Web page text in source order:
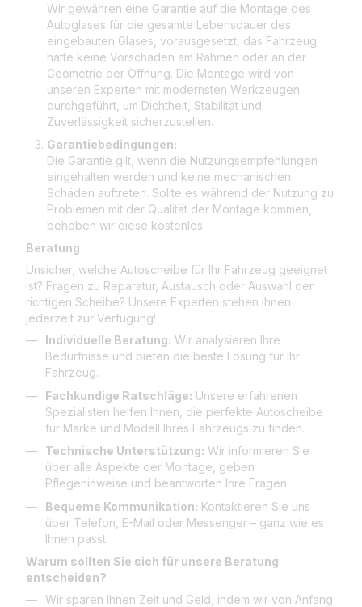
Wir gewähren eine Garantie auf die Montage des
Autoglases für die gesamte Lebensdauer des
eingebauten Glases, vorausgesetzt, das Fahrzeug
hatte keine Vorschäden am Rahmen oder an der
Geometrie der Öffnung. Die Montage wird von
unseren Experten mit modernsten Werkzeugen
durchgeführt, um Dichtheit, Stabilität und
Zuverlässigkeit sicherzustellen.
Garantiebedingungen:
Die Garantie gilt, wenn die Nutzungsempfehlungen
eingehalten werden und keine mechanischen
Schäden auftreten. Sollte es während der Nutzung zu
Problemen mit der Qualität der Montage kommen,
beheben wir diese kostenlos.
Beratung
Unsicher, welche Autoscheibe für Ihr Fahrzeug geeignet
ist? Fragen zu Reparatur, Austausch oder Auswahl der
richtigen Scheibe? Unsere Experten stehen Ihnen
jederzeit zur Verfügung!
Individuelle Beratung: Wir analysieren Ihre
Bedürfnisse und bieten die beste Lösung für Ihr
Fahrzeug.
Fachkundige Ratschläge: Unsere erfahrenen
Spezialisten helfen Ihnen, die perfekte Autoscheibe
für Marke und Modell Ihres Fahrzeugs zu finden.
Technische Unterstützung: Wir informieren Sie
über alle Aspekte der Montage, geben
Pflegehinweise und beantworten Ihre Fragen.
Bequeme Kommunikation: Kontaktieren Sie uns
über Telefon, E-Mail oder Messenger – ganz wie es
Ihnen passt.
Warum sollten Sie sich für unsere Beratung
entscheiden?
Wir sparen Ihnen Zeit und Geld, indem wir von Anfang